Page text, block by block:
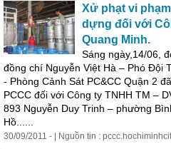
Xử phạt vi
dựng đối với
Quang Minh.
Sáng ngày,14/06,
đồng chí Nguyễn Việt Hà – Phó Đội
- Phòng Cảnh Sát PC&CC Quận 2
PCCC đối với Công ty TNHH TM –
893 Nguyễn Duy Trinh – phường
Hồ......
30/09/2011 - | Nguồn tin :